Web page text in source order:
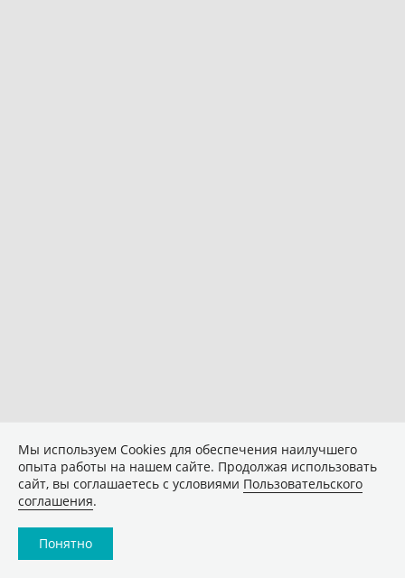
Мы используем Сookies для обеспечения наилучшего
опыта работы на нашем сайте. Продолжая использовать
сайт, вы соглашаетесь с условиями Пользовательского
соглашения.
Понятно